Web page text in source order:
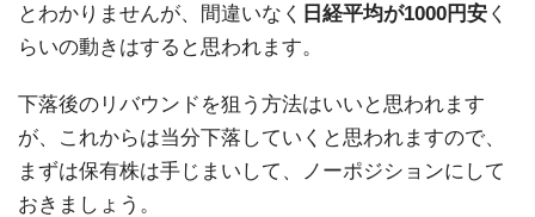
とわかりませんが、間違いなく 日経平均が1000円安 く
らいの動きはすると思われます。
下落後のリバウンドを狙う方法はいいと思われます
が、これからは当分下落していくと思われますので、
まずは保有株は手じまいして、ノーポジションにして
おきましょう。